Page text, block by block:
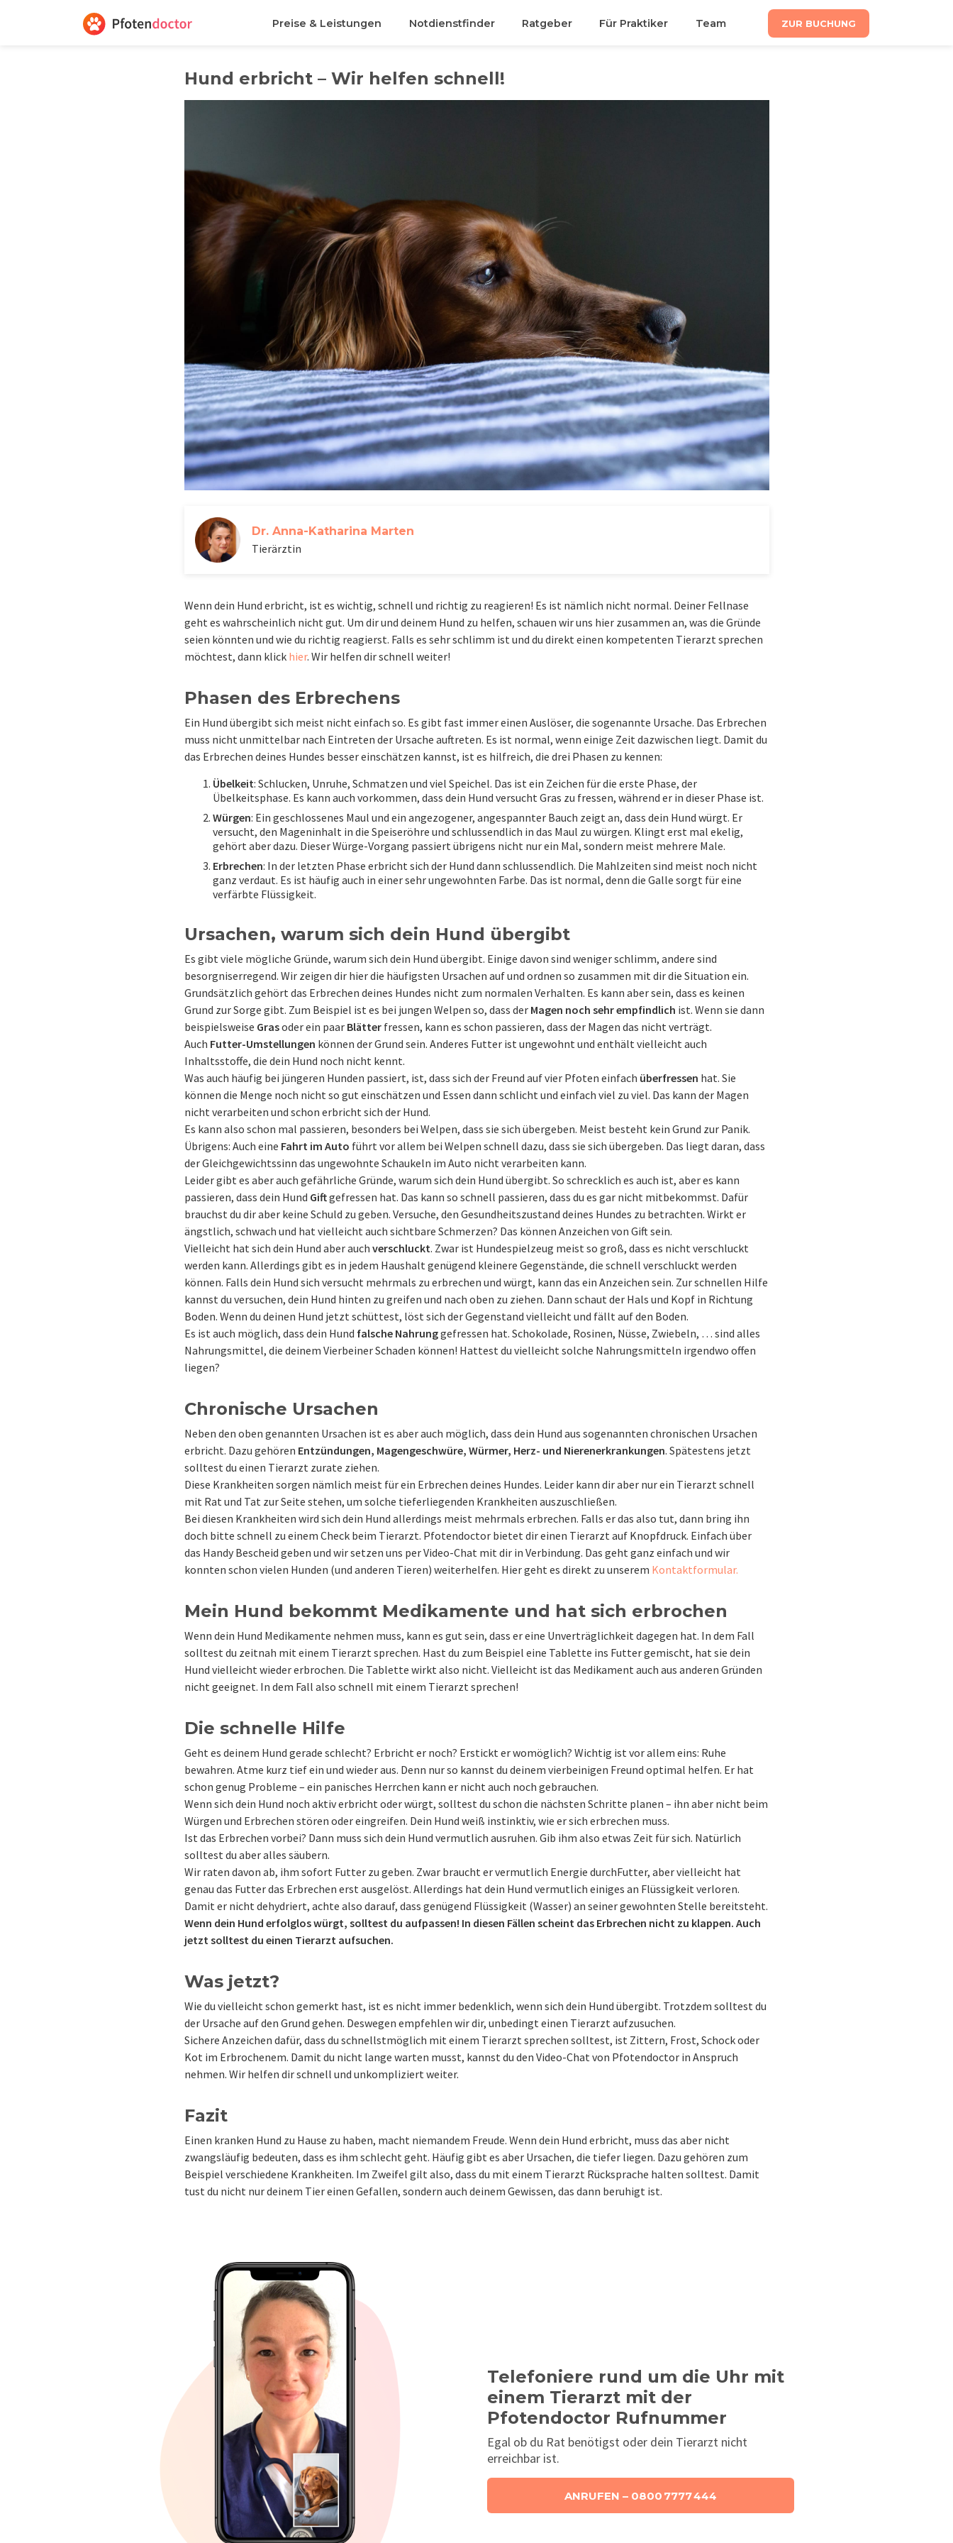
Preise & Leistungen Notdienstfinder Ratgeber Für Praktiker Team ZUR BUCHUNG
Hund erbricht – Wir helfen schnell!
Dr. Anna-Katharina Marten
Tierärztin
Wenn dein Hund erbricht, ist es wichtig, schnell und richtig zu reagieren! Es ist nämlich nicht normal. Deiner Fellnase
geht es wahrscheinlich nicht gut. Um dir und deinem Hund zu helfen, schauen wir uns hier zusammen an, was die Gründe
seien könnten und wie du richtig reagierst. Falls es sehr schlimm ist und du direkt einen kompetenten Tierarzt sprechen
möchtest, dann klick hier. Wir helfen dir schnell weiter!
Phasen des Erbrechens
Ein Hund übergibt sich meist nicht einfach so. Es gibt fast immer einen Auslöser, die sogenannte Ursache. Das Erbrechen
muss nicht unmittelbar nach Eintreten der Ursache auftreten. Es ist normal, wenn einige Zeit dazwischen liegt. Damit du
das Erbrechen deines Hundes besser einschätzen kannst, ist es hilfreich, die drei Phasen zu kennen:
Übelkeit: Schlucken, Unruhe, Schmatzen und viel Speichel. Das ist ein Zeichen für die erste Phase, der
Übelkeitsphase. Es kann auch vorkommen, dass dein Hund versucht Gras zu fressen, während er in dieser Phase ist.
Würgen: Ein geschlossenes Maul und ein angezogener, angespannter Bauch zeigt an, dass dein Hund würgt. Er
versucht, den Mageninhalt in die Speiseröhre und schlussendlich in das Maul zu würgen. Klingt erst mal ekelig,
gehört aber dazu. Dieser Würge-Vorgang passiert übrigens nicht nur ein Mal, sondern meist mehrere Male.
Erbrechen: In der letzten Phase erbricht sich der Hund dann schlussendlich. Die Mahlzeiten sind meist noch nicht
ganz verdaut. Es ist häufig auch in einer sehr ungewohnten Farbe. Das ist normal, denn die Galle sorgt für eine
verfärbte Flüssigkeit.
Ursachen, warum sich dein Hund übergibt
Es gibt viele mögliche Gründe, warum sich dein Hund übergibt. Einige davon sind weniger schlimm, andere sind
besorgniserregend. Wir zeigen dir hier die häufigsten Ursachen auf und ordnen so zusammen mit dir die Situation ein.
Grundsätzlich gehört das Erbrechen deines Hundes nicht zum normalen Verhalten. Es kann aber sein, dass es keinen
Grund zur Sorge gibt. Zum Beispiel ist es bei jungen Welpen so, dass der Magen noch sehr empfindlich ist. Wenn sie dann
beispielsweise Grasoder ein paar Blätterfressen, kann es schon passieren, dass der Magen das nicht verträgt.
Auch Futter-Umstellungen können der Grund sein. Anderes Futter ist ungewohnt und enthält vielleicht auch
Inhaltsstoffe, die dein Hund noch nicht kennt.
Was auch häufig bei jüngeren Hunden passiert, ist, dass sich der Freund auf vier Pfoten einfach überfressen hat. Sie
können die Menge noch nicht so gut einschätzen und Essen dann schlicht und einfach viel zu viel. Das kann der Magen
nicht verarbeiten und schon erbricht sich der Hund.
Es kann also schon mal passieren, besonders bei Welpen, dass sie sich übergeben. Meist besteht kein Grund zur Panik.
Übrigens: Auch eine Fahrt im Auto führt vor allem bei Welpen schnell dazu, dass sie sich übergeben. Das liegt daran, dass
der Gleichgewichtssinn das ungewohnte Schaukeln im Auto nicht verarbeiten kann.
Leider gibt es aber auch gefährliche Gründe, warum sich dein Hund übergibt. So schrecklich es auch ist, aber es kann
passieren, dass dein Hund Giftgefressen hat. Das kann so schnell passieren, dass du es gar nicht mitbekommst. Dafür
brauchst du dir aber keine Schuld zu geben. Versuche, den Gesundheitszustand deines Hundes zu betrachten. Wirkt er
ängstlich, schwach und hat vielleicht auch sichtbare Schmerzen? Das können Anzeichen von Gift sein.
Vielleicht hat sich dein Hund aber auch verschluckt. Zwar ist Hundespielzeug meist so groß, dass es nicht verschluckt
werden kann. Allerdings gibt es in jedem Haushalt genügend kleinere Gegenstände, die schnell verschluckt werden
können. Falls dein Hund sich versucht mehrmals zu erbrechen und würgt, kann das ein Anzeichen sein. Zur schnellen Hilfe
kannst du versuchen, dein Hund hinten zu greifen und nach oben zu ziehen. Dann schaut der Hals und Kopf in Richtung
Boden. Wenn du deinen Hund jetzt schüttest, löst sich der Gegenstand vielleicht und fällt auf den Boden.
Es ist auch möglich, dass dein Hund falsche Nahrunggefressen hat. Schokolade, Rosinen, Nüsse, Zwiebeln, … sind alles
Nahrungsmittel, die deinem Vierbeiner Schaden können! Hattest du vielleicht solche Nahrungsmitteln irgendwo offen
liegen?
Chronische Ursachen
Neben den oben genannten Ursachen ist es aber auch möglich, dass dein Hund aus sogenannten chronischen Ursachen
erbricht. Dazu gehören Entzündungen, Magengeschwüre, Würmer, Herz- und Nierenerkrankungen. Spätestens jetzt
solltest du einen Tierarzt zurate ziehen.
Diese Krankheiten sorgen nämlich meist für ein Erbrechen deines Hundes. Leider kann dir aber nur ein Tierarzt schnell
mit Rat und Tat zur Seite stehen, um solche tieferliegenden Krankheiten auszuschließen.
Bei diesen Krankheiten wird sich dein Hund allerdings meist mehrmals erbrechen. Falls er das also tut, dann bring ihn
doch bitte schnell zu einem Check beim Tierarzt. Pfotendoctor bietet dir einen Tierarzt auf Knopfdruck. Einfach über
das Handy Bescheid geben und wir setzen uns per Video-Chat mit dir in Verbindung. Das geht ganz einfach und wir
konnten schon vielen Hunden (und anderen Tieren) weiterhelfen. Hier geht es direkt zu unserem Kontaktformular.
Mein Hund bekommt Medikamente und hat sich erbrochen
Wenn dein Hund Medikamente nehmen muss, kann es gut sein, dass er eine Unverträglichkeit dagegen hat. In dem Fall
solltest du zeitnah mit einem Tierarzt sprechen. Hast du zum Beispiel eine Tablette ins Futter gemischt, hat sie dein
Hund vielleicht wieder erbrochen. Die Tablette wirkt also nicht. Vielleicht ist das Medikament auch aus anderen Gründen
nicht geeignet. In dem Fall also schnell mit einem Tierarzt sprechen!
Die schnelle Hilfe
Geht es deinem Hund gerade schlecht? Erbricht er noch? Erstickt er womöglich? Wichtig ist vor allem eins: Ruhe
bewahren. Atme kurz tief ein und wieder aus. Denn nur so kannst du deinem vierbeinigen Freund optimal helfen. Er hat
schon genug Probleme – ein panisches Herrchen kann er nicht auch noch gebrauchen.
Wenn sich dein Hund noch aktiv erbricht oder würgt, solltest du schon die nächsten Schritte planen – ihn aber nicht beim
Würgen und Erbrechen stören oder eingreifen. Dein Hund weiß instinktiv, wie er sich erbrechen muss.
Ist das Erbrechen vorbei? Dann muss sich dein Hund vermutlich ausruhen. Gib ihm also etwas Zeit für sich. Natürlich
solltest du aber alles säubern.
Wir raten davon ab, ihm sofort Futter zu geben. Zwar braucht er vermutlich Energie durchFutter, aber vielleicht hat
genau das Futter das Erbrechen erst ausgelöst. Allerdings hat dein Hund vermutlich einiges an Flüssigkeit verloren.
Damit er nicht dehydriert, achte also darauf, dass genügend Flüssigkeit (Wasser) an seiner gewohnten Stelle bereitsteht.
Wenn dein Hund erfolglos würgt, solltest du aufpassen! In diesen Fällen scheint das Erbrechen nicht zu klappen. Auch
jetzt solltest du einen Tierarzt aufsuchen.
Was jetzt?
Wie du vielleicht schon gemerkt hast, ist es nicht immer bedenklich, wenn sich dein Hund übergibt. Trotzdem solltest du
der Ursache auf den Grund gehen. Deswegen empfehlen wir dir, unbedingt einen Tierarzt aufzusuchen.
Sichere Anzeichen dafür, dass du schnellstmöglich mit einem Tierarzt sprechen solltest, ist Zittern, Frost, Schock oder
Kot im Erbrochenem. Damit du nicht lange warten musst, kannst du den Video-Chat von Pfotendoctor in Anspruch
nehmen. Wir helfen dir schnell und unkompliziert weiter.
Fazit
Einen kranken Hund zu Hause zu haben, macht niemandem Freude. Wenn dein Hund erbricht, muss das aber nicht
zwangsläufig bedeuten, dass es ihm schlecht geht. Häufig gibt es aber Ursachen, die tiefer liegen. Dazu gehören zum
Beispiel verschiedene Krankheiten. Im Zweifel gilt also, dass du mit einem Tierarzt Rücksprache halten solltest. Damit
tust du nicht nur deinem Tier einen Gefallen, sondern auch deinem Gewissen, das dann beruhigt ist.
Telefoniere rund um die Uhr mit
einem Tierarzt mit der
Pfotendoctor Rufnummer
Egal ob du Rat benötigst oder dein Tierarzt nicht
erreichbar ist.
ANRUFEN – 0800 7777 444